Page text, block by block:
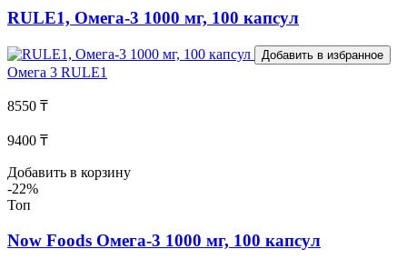
RULE1, Омега-3 1000 мг, 100 капсул
Добавить в избранное
Омега 3 RULE1
8550 ₸
9400 ₸
Добавить в корзину
-22%
Топ
Now Foods Омега-3 1000 мг, 100 капсул